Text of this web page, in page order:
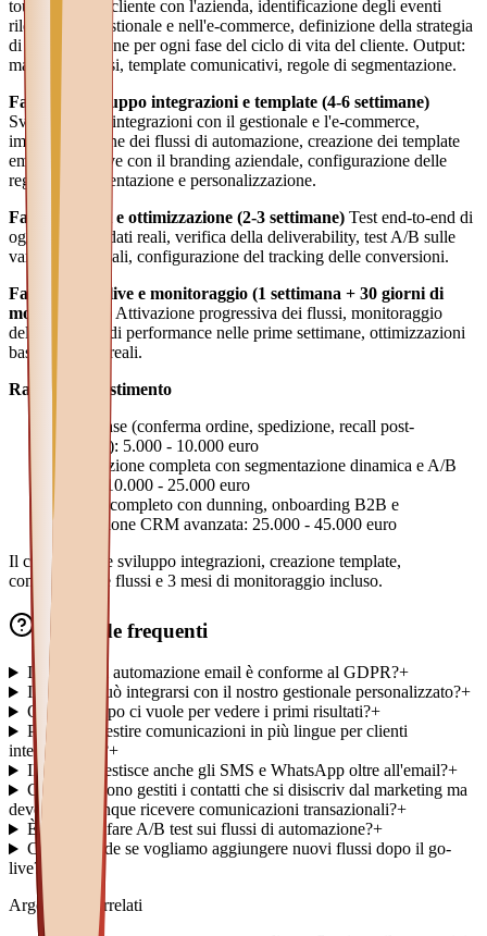
touchpoint del cliente con l'azienda, identificazione degli eventi
rilevanti nel gestionale e nell'e-commerce, definizione della strategia
di comunicazione per ogni fase del ciclo di vita del cliente. Output:
mappa dei flussi, template comunicativi, regole di segmentazione.
Fase 2 — Sviluppo integrazioni e template (4-6 settimane)
Sviluppo delle integrazioni con il gestionale e l'e-commerce,
implementazione dei flussi di automazione, creazione dei template
email responsive con il branding aziendale, configurazione delle
regole di segmentazione e personalizzazione.
Fase 3 — Test e ottimizzazione (2-3 settimane) Test end-to-end di
ogni flusso su dati reali, verifica della deliverability, test A/B sulle
varianti principali, configurazione del tracking delle conversioni.
Fase 4 — Go-live e monitoraggio (1 settimana + 30 giorni di
monitoraggio)
Attivazione progressiva dei flussi, monitoraggio
delle metriche di performance nelle prime settimane, ottimizzazioni
basate sui dati reali.
Range di investimento
Flussi base (conferma ordine, spedizione, recall post-
acquisto): 5.000 - 10.000 euro
Automazione completa con segmentazione dinamica e A/B
testing: 10.000 - 25.000 euro
Sistema completo con dunning, onboarding B2B e
integrazione CRM avanzata: 25.000 - 45.000 euro
Il costo include sviluppo integrazioni, creazione template,
configurazione flussi e 3 mesi di monitoraggio incluso.
Domande frequenti
Il sistema di automazione email è conforme al GDPR?+
Il sistema può integrarsi con il nostro gestionale personalizzato?+
Quanto tempo ci vuole per vedere i primi risultati?+
Possiamo gestire comunicazioni in più lingue per clienti
internazionali?+
Il sistema gestisce anche gli SMS e WhatsApp oltre all'email?+
Come vengono gestiti i contatti che si disiscriv dal marketing ma
devono comunque ricevere comunicazioni transazionali?+
È possibile fare A/B test sui flussi di automazione?+
Cosa succede se vogliamo aggiungere nuovi flussi dopo il go-
live? +
Argomenti correlati